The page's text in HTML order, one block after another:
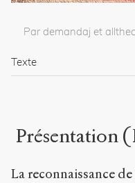
i
r
g
s
e
Par demandaj et
Texte
Présentation
La reconnaissance